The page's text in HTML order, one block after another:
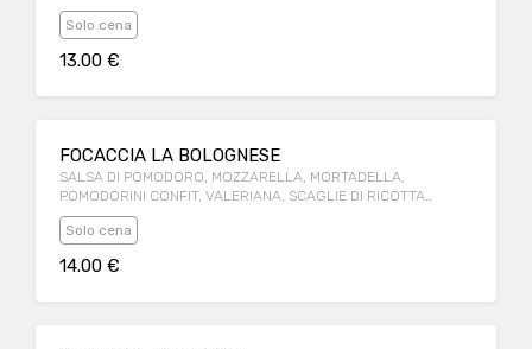
ALLA GENOVESE
Solo cena
13.00 €
FOCACCIA LA BOLOGNESE
SALSA DI POMODORO, MOZZARELLA, MORTADELLA,
POMODORINI CONFIT, VALERIANA, SCAGLIE DI RICOTTA
SALATA, CREMA DI ACETO BALSAMICO
Solo cena
14.00 €